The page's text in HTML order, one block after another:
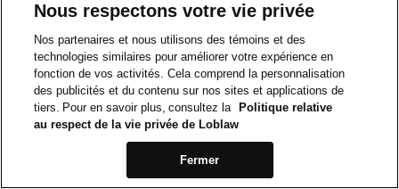
Nous respectons votre vie privée
Nos partenaires et nous utilisons des témoins et des
technologies similaires pour améliorer votre expérience en
fonction de vos activités. Cela comprend la personnalisation
des publicités et du contenu sur nos sites et applications de
tiers. Pour en savoir plus, consultez la
Politique relative
au respect de la vie privée de Loblaw
Fermer